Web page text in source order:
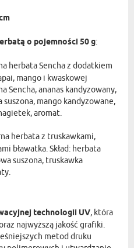
o pojemności 50 g:
herbata Sencha z dodatkiem
mango i kwaskowej
Sencha, ananas kandyzowany,
mango kandyzowane,
aromat.
herbata z truskawkami,
bławatka. Skład: herbata
suszona, truskawka
technologii UV, która
najwyższą jakość grafiki.
metod druku